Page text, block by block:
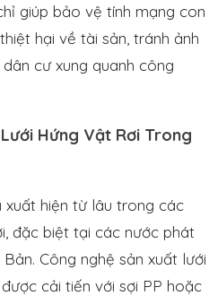
giúp bảo vệ tính mạng con
hại về tài sản, tránh ảnh
cư xung quanh công
Hứng Vật Rơi Trong
xuất hiện từ lâu trong các
đặc biệt tại các nước phát
Công nghệ sản xuất lưới
cải tiến với sợi PP hoặc